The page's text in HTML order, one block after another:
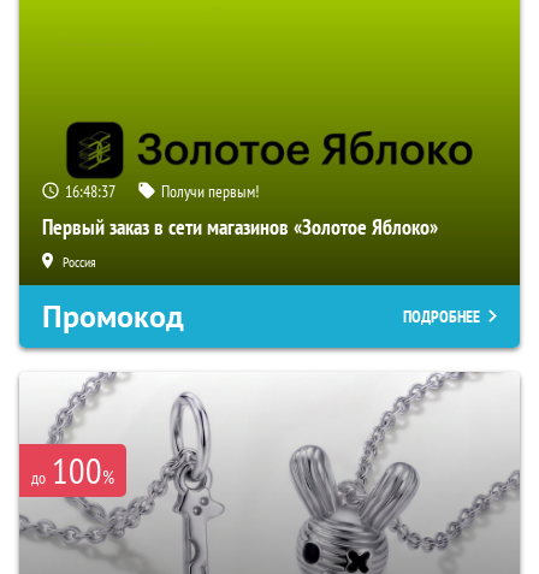
16:48:36 Получи первым!
Первый заказ в сети магазинов «Золотое Яблоко»
Россия
Промокод ПОДРОБНЕЕ
до 100%